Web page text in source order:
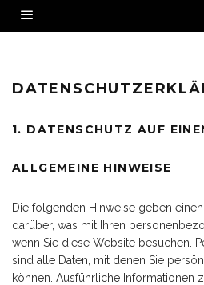
1. DATENSCHUTZ AUF
ALLGEMEINE HINWEISE
Die folgenden Hinweise geben
darüber, was mit Ihren
wenn Sie diese Website besuchen.
sind alle Daten, mit denen Sie
können. Ausführliche Informationen